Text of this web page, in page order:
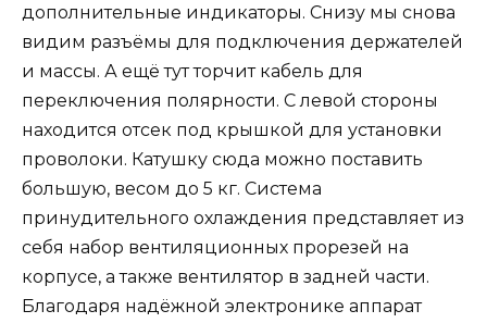
дополнительные индикаторы. Снизу мы снова
видим разъёмы для подключения держателей
и массы. А ещё тут торчит кабель для
переключения полярности. С левой стороны
находится отсек под крышкой для установки
проволоки. Катушку сюда можно поставить
большую, весом до 5 кг. Система
принудительного охлаждения представляет из
себя набор вентиляционных прорезей на
корпусе, а также вентилятор в задней части.
Благодаря надёжной электронике аппарат